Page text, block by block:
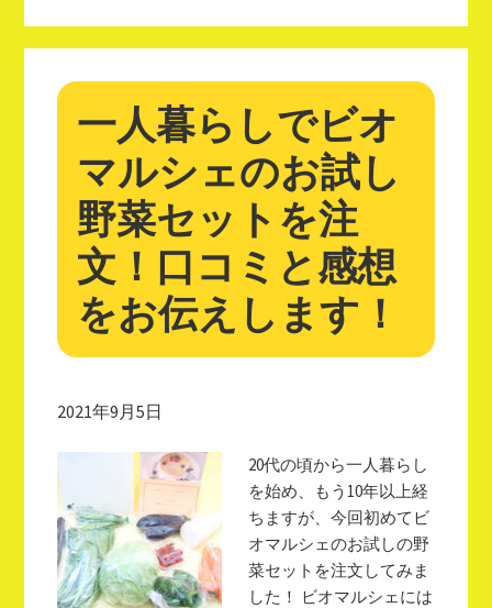
一人暮らしでビオ
マルシェのお試し
野菜セットを注
文！口コミと感想
をお伝えします！
2021年9月5日
20代の頃から一人暮らし
を始め、もう10年以上経
ちますが、今回初めてビ
オマルシェのお試しの野
菜セットを注文してみま
した！ ビオマルシェには